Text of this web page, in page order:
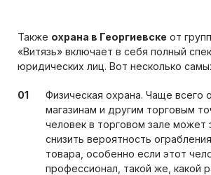
Также охрана в Георгиевске от
«Витязь» включает в себя полный
юридических лиц. Вот несколько
Физическая охрана. Чаще всего
магазинам и другим торговым
человек в торговом зале может
снизить вероятность
товара, особенно если этот
профессионал, такой же, какой